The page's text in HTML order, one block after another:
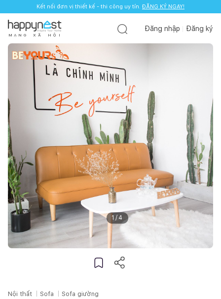
Kết nối đơn vị thiết kế - thi công uy tín. ĐĂNG KÝ NGAY!
M Ạ N G X Ã H Ộ I
Đăng nhập Đăng ký
1 / 4
Nội thất Sofa Sofa giường